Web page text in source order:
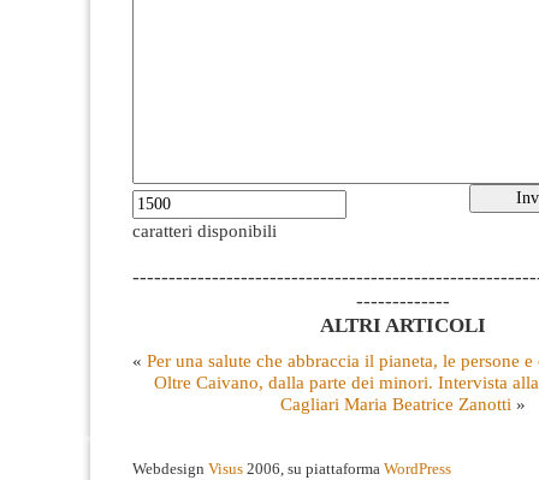
caratteri disponibili
-------------
ALTRI ARTICOLI
« Per una salute che abbraccia il pianeta, le persone e
Oltre Caivano, dalla parte dei minori. Intervista
Cagliari Maria Beatrice Zanotti »
Webdesign Visus 2006, su piattaforma WordPress